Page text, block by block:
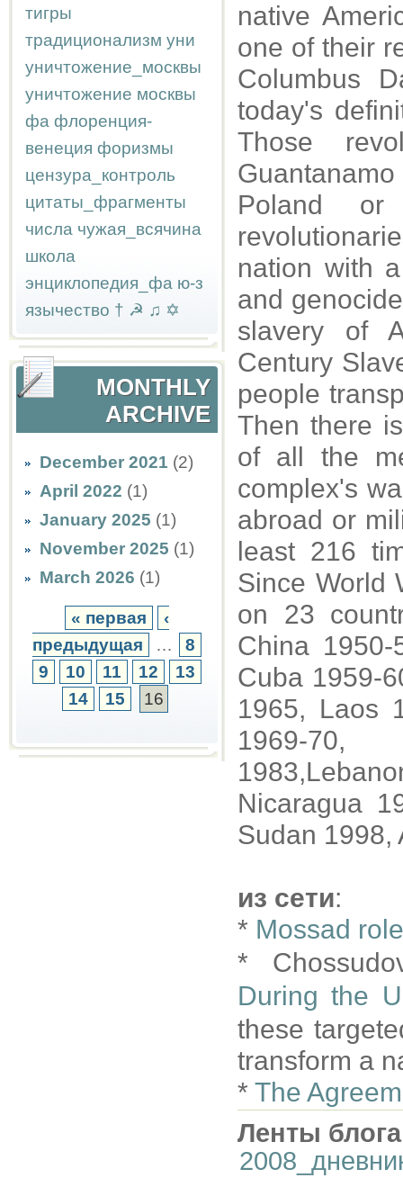
тигры
традиционализм уни
уничтожение_москвы
уничтожение москвы
фа флоренция-
венеция форизмы
цензура_контроль
цитаты_фрагменты
числа чужая_всячина
школа
энциклопедия_фа ю-з
язычество † ☭ ♫ ✡
MONTHLY
ARCHIVE
December 2021 (2)
April 2022 (1)
January 2025 (1)
November 2025 (1)
March 2026 (1)
« первая
‹
предыдущая
…
8
9
10 11 12
13
14
15 16
native
one of their
Columbus
today's
Those
Poland or
nation with
and
slavery of
Century
people
Then there
of all the
complex's
abroad or
least 216
Since World
on 23
China
Cuba 1959-
1965, Laos
1969-70,
Nicaragua
Sudan 1998,
из сети:
* Mossad
*
During the
these
transform a
* The
Ленты